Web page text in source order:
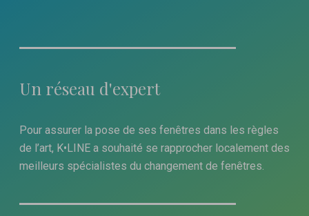
Un réseau d'expert
Pour assurer la pose de ses fenêtres dans les règles
de l’art, K•LINE a souhaité se rapprocher localement des
meilleurs spécialistes du changement de fenêtres.